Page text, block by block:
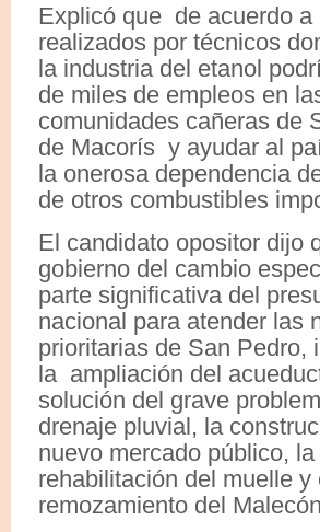
Explicó que de acuerdo
realizados por técnicos
la industria del etanol
de miles de empleos en
comunidades cañeras de
de Macorís y ayudar al
la onerosa dependencia
de otros combustibles
El candidato opositor dijo
gobierno del cambio
parte significativa del
nacional para atender las
prioritarias de San Pedro,
la ampliación del
solución del grave
drenaje pluvial, la
nuevo mercado público, la
rehabilitación del muelle y
remozamiento del